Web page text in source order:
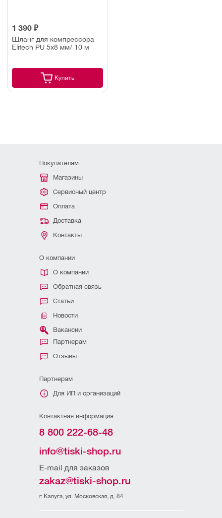
1 390 ₽
Шланг для компрессора
Elitech PU 5х8 мм/ 10 м
Купить
Покупателям
Магазины
Сервисный центр
Оплата
Доставка
Контакты
О компании
О компании
Обратная связь
Статьи
Новости
Вакансии
Партнерам
Отзывы
Партнерам
Для ИП и организаций
Контактная информация
8 800 222-68-48
info@tiski-shop.ru
E-mail для заказов
zakaz@tiski-shop.ru
г. Калуга, ул. Московская, д. 84